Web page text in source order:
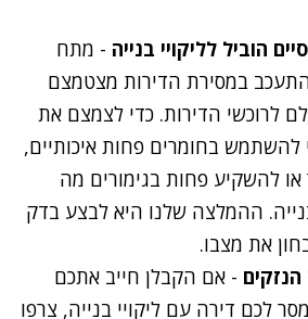
הוביל לליקויי בנייה - מתח
במסירת הדירות מצטמצם
לרוכשי הדירות. כדי לצמצם את
בחומרים פחות איכותיים,
או להשקיע פחות בגימורים מה
בנייה. ההמלצה שלנו היא לבצע בדק
את מצבו.
- אם הקבלן חייב אתכם
לכם דירה עם ליקויי בנייה, צרפו